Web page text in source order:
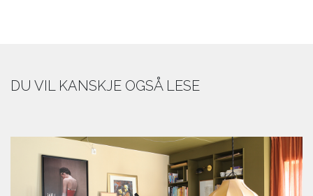
DU VIL KANSKJE OGSÅ LESE